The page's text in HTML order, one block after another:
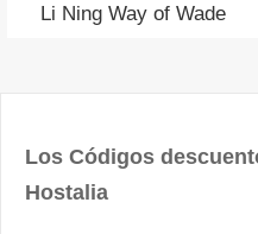
Li Ning Way of Wade
Los Códigos
Hostalia